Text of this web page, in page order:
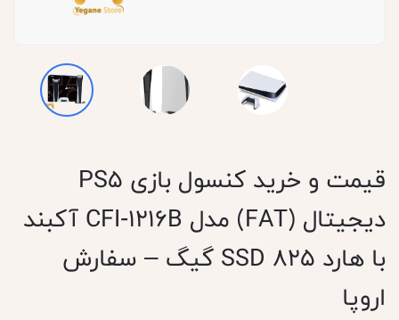
قیمت و خرید کنسول بازی PS5
دیجیتال (FAT) مدل CFI‑1216B آکبند
با هارد SSD 825 گیگ – سفارش
اروپا